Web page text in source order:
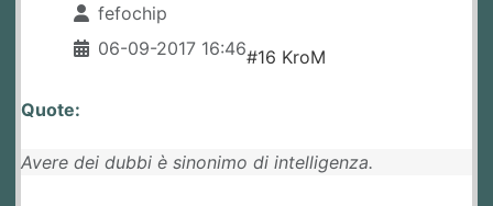
fefochip
06-09-2017 16:46#16 KroM
Quote:
Avere dei dubbi è sinonimo di intelligenza.